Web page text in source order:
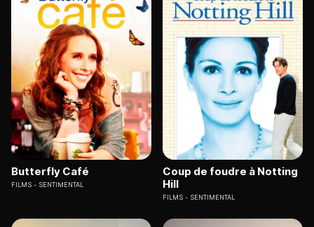
Butterfly Café
FILMS SENTIMENTAL
Coup de foudre à Notting
Hill
FILMS SENTIMENTAL